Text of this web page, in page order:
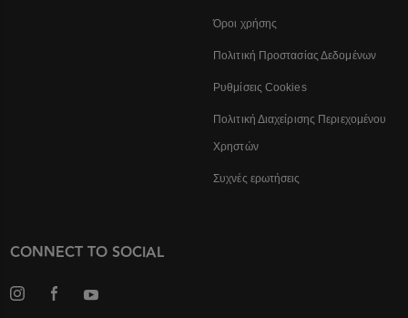
Όροι χρήσης
Πολιτική Προστασίας Δεδομένων
Ρυθμίσεις Cookies
Πολιτική Διαχείρισης Περιεχομένου
Χρηστών
Συχνές ερωτήσεις
CONNECT TO SOCIAL